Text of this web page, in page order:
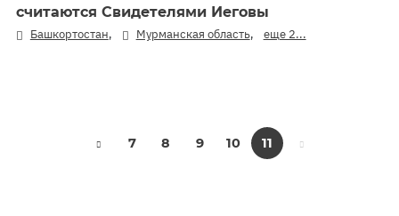
считаются Свидетелями Иеговы
Башкортостан, Мурманская область, еще 2...
7 8 9 10 11